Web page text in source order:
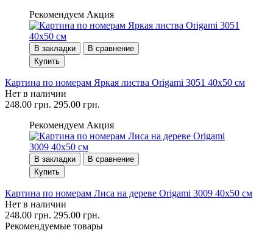
Рекомендуем Акция
В закладки
В сравнение
Купить
Картина по номерам Яркая листва Origami 3051 40x50 см
Нет в наличии
248.00 грн. 295.00 грн.
Рекомендуем Акция
В закладки
В сравнение
Купить
Картина по номерам Лиса на дереве Origami 3009 40x50 см
Нет в наличии
248.00 грн. 295.00 грн.
Рекомендуемые товары